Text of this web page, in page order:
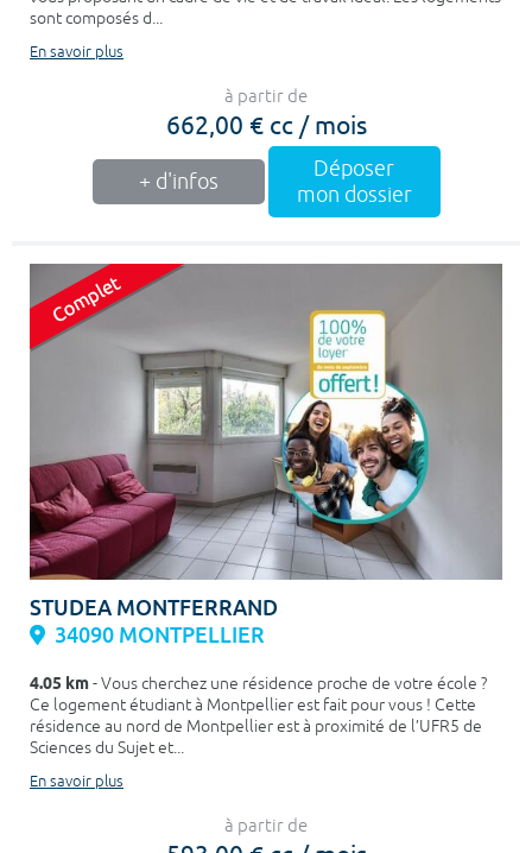
sont composés d...
En savoir plus
à partir de
662,00 € cc / mois
+ d'infos
Déposer
mon dossier
STUDEA MONTFERRAND
34090 MONTPELLIER
4.05 km- Vous cherchez une résidence proche de votre école ?
Ce logement étudiant à Montpellier est fait pour vous ! Cette
résidence au nord de Montpellier est à proximité de l’UFR5 de
Sciences du Sujet et...
En savoir plus
à partir de